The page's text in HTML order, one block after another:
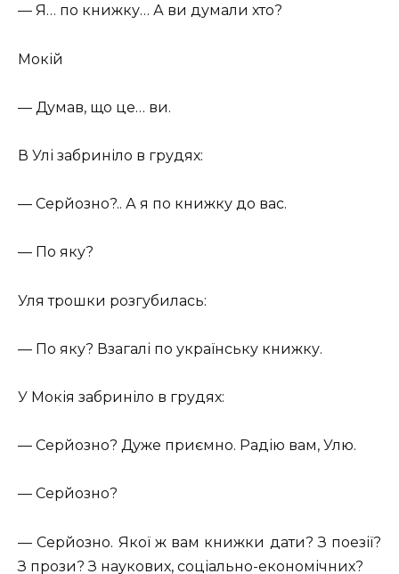
— Я… по книжку… А ви думали хто?
Мокій
— Думав, що це… ви.
В Улі забриніло в грудях:
— Серйозно?.. А я по книжку до вас.
— По яку?
Уля трошки розгубилась:
— По яку? Взагалі по українську книжку.
У Мокія забриніло в грудях:
— Серйозно? Дуже приємно. Радію вам, Улю.
— Серйозно?
— Серйозно. Якої ж вам книжки дати? З поезії?
З прози? З наукових, соціально-економічних?